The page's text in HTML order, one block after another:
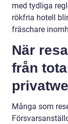
med tydliga
rökfria hotell
fräschare
När
från
Många som